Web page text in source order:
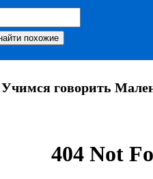
Учимся говорить